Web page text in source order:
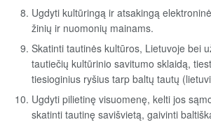
Ugdyti kultūringą ir atsakingą
žinių ir nuomonių mainams.
Skatinti tautinės kultūros, Lietuvoje bei
tautiečių kultūrinio savitumo sklaidą,
tiesioginius ryšius tarp baltų tautų
Ugdyti pilietinę visuomenę, kelti jos
skatinti tautinę savišvietą, gaivinti